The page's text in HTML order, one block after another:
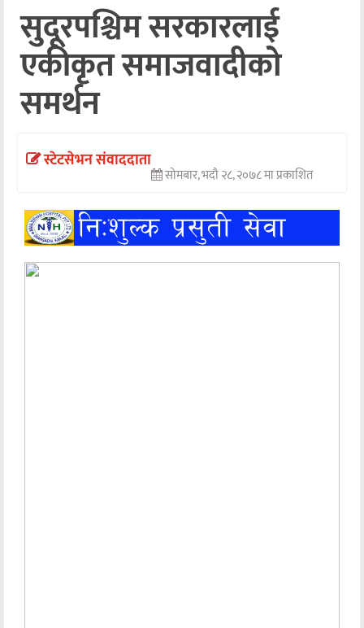
अन्तराष्ट्रिय
अन्तर्वार्ता
अर्थ
खेलकुद
मनोरञ्जन
सुदूरपश्चिम सरकारलाई
एकीकृत समाजवादीको
समर्थन
स्टेटसेभन संवाददाता
सोमबार, भदौ २८, २०७८ मा प्रकाशित